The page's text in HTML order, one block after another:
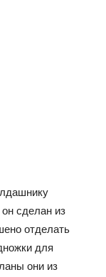
сделан из
отделать
для
они из